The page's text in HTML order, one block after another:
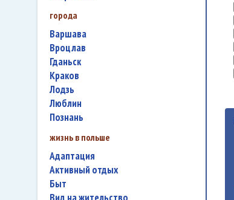
города
Варшава
Вроцлав
Гданьск
Краков
Лодзь
Люблин
Познань
жизнь в польше
адаптация
активный отдых
быт